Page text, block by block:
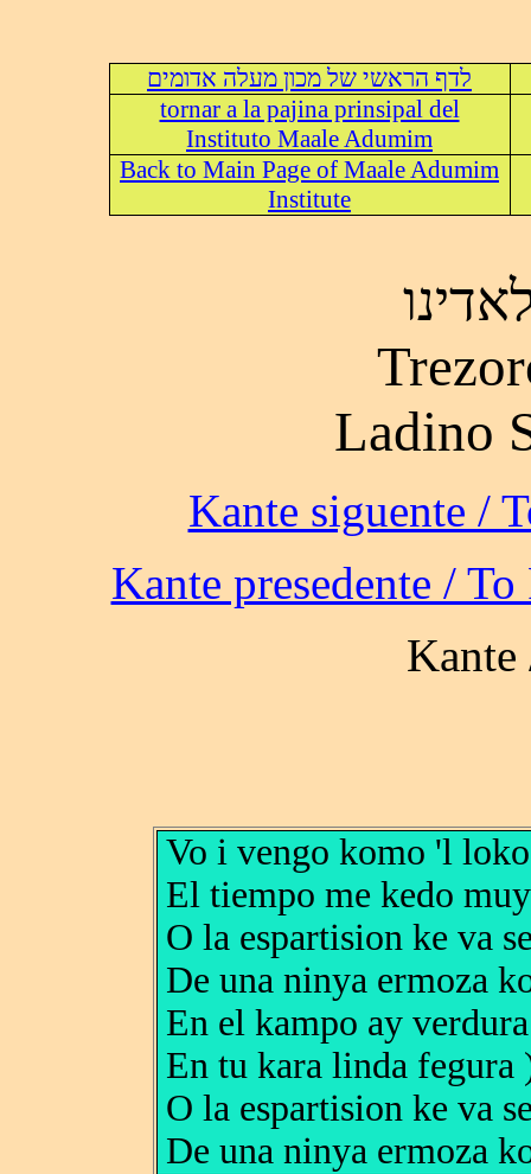
לדף הראשי של מכון מעלה אדומים
tornar a la pajina prinsipal del
Instituto Maale Adumim
Back to Main Page of Maale Adumim
Institute
Ladino
Vo i vengo komo 'l loko
El tiempo me kedo
O la espartision ke va
De una ninya ermoza
En el kampo ay
En tu kara linda fegura
O la espartision ke va
De una ninya ermoza